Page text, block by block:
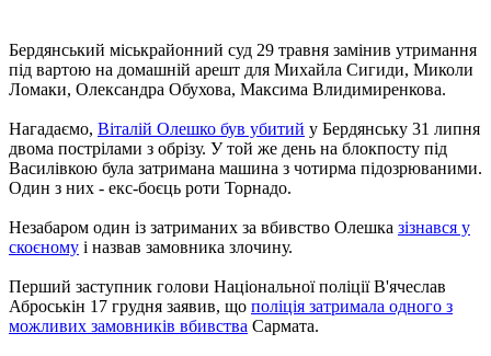
Бердянський міськрайонний суд 29 травня замінив утримання
під вартою на домашній арешт для Михайла Сигиди, Миколи
Ломаки, Олександра Обухова, Максима Влидимиренкова.
Нагадаємо, Віталій Олешко був убитий у Бердянську 31 липня
двома пострілами з обрізу. У той же день на блокпосту під
Василівкою була затримана машина з чотирма підозрюваними.
Один з них - екс-боєць роти Торнадо.
Незабаром один із затриманих за вбивство Олешка зізнався у
скоєному і назвав замовника злочину.
Перший заступник голови Національної поліції В'ячеслав
Аброськін 17 грудня заявив, що поліція затримала одного з
можливих замовників вбивства Сармата.